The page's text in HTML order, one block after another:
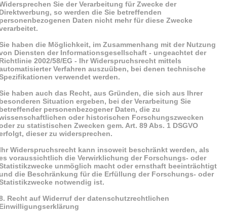
Sie der Verarbeitung für Zwecke der
so werden die Sie betreffenden
Daten nicht mehr für diese Zwecke
haben die Möglichkeit, im Zusammenhang mit der Nutzung
Diensten der Informationsgesellschaft - ungeachtet der
2002/58/EG - Ihr Widerspruchsrecht mittels
Verfahren auszuüben, bei denen technische
verwendet werden.
haben auch das Recht, aus Gründen, die sich aus Ihrer
Situation ergeben, bei der Verarbeitung Sie
personenbezogener Daten, die zu
oder historischen Forschungszwecken
zu statistischen Zwecken gem. Art. 89 Abs. 1 DSGVO
dieser zu widersprechen.
Widerspruchsrecht kann insoweit beschränkt werden, als
voraussichtlich die Verwirklichung der Forschungs- oder
unmöglich macht oder ernsthaft beeinträchtigt
die Beschränkung für die Erfüllung der Forschungs- oder
notwendig ist.
Recht auf Widerruf der datenschutzrechtlichen